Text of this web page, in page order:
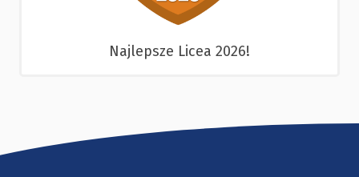
Najlepsze Licea 2026!